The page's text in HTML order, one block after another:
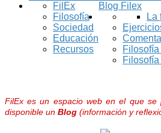
Blog Filex
FilEx
Filosofía
Sociedad
Educación
Recursos
La
Filosofía
FilEx es un espacio web en el que se
disponible un Blog (información y